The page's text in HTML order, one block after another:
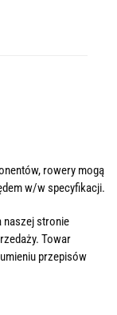
rowery mogą
w/w specyfikacji.
naszej stronie
Towar
przepisów